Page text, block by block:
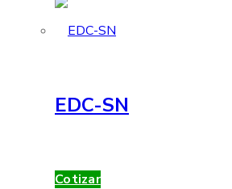
EDC-SN
Cotizar